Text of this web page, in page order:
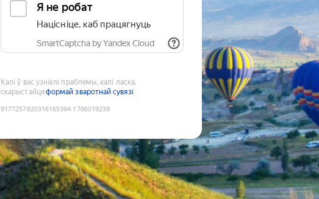
Я не робат
Націсніце, каб працягнуць
SmartCaptcha by Yandex Cloud
Калі ў вас узніклі праблемы, калі ласка,
скарыстайцеформай зваротнай сувязі
9177257820316165394:1786019239